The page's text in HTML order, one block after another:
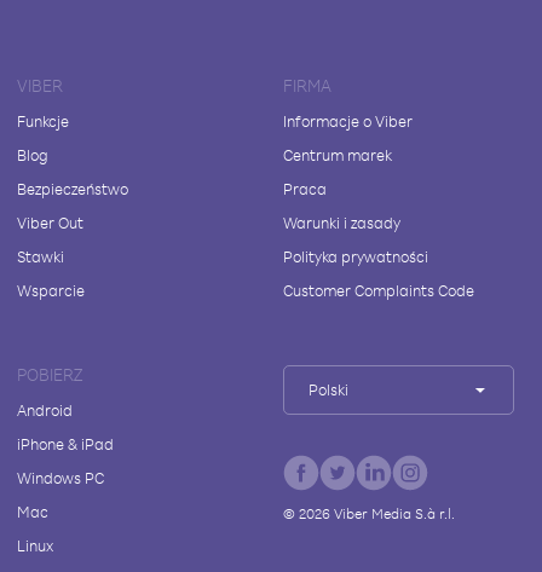
VIBER
Funkcje
Blog
Bezpieczeństwo
Viber Out
Stawki
Wsparcie
FIRMA
Informacje o Viber
Centrum marek
Praca
Warunki i zasady
Polityka prywatności
Customer Complaints Code
POBIERZ
Android
iPhone & iPad
Windows PC
Mac
Linux
Polski
© 2026Viber Media S.à r.l.